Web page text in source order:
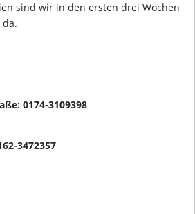
sind wir in den ersten drei Wochen
0174-3109398
3472357